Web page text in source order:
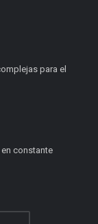
para el
constante